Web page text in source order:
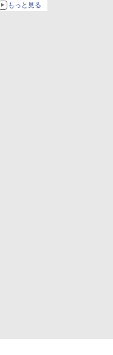
もっと見る